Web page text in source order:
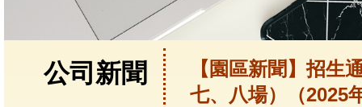
公司新聞
【園區新聞】招生
七、八場）（2025